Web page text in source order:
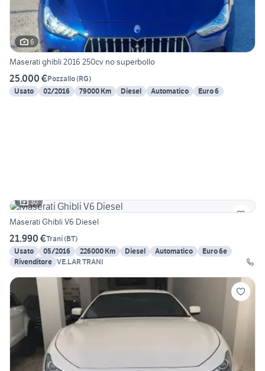
6
Maserati ghibli 2016 250cv no superbollo
25.000 €Pozzallo(RG)
Usato
02/2016 79000 Km Diesel Automatico Euro 6
30
Maserati Ghibli V6 Diesel
21.990 €Trani(BT)
Usato
05/2016 226000 Km Diesel Automatico
Euro 6e
Rivenditore VE.LAR TRANI